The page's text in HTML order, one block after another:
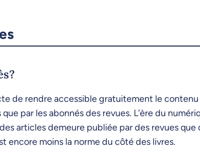
de rendre accessible gratuitement le
par les abonnés des revues. L’ère du
articles demeure publiée par des revues
encore moins la norme du côté des livres.